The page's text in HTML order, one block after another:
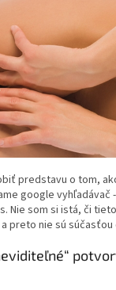
predstavu o tom,
google vyhľadávač
Nie som si istá, či
preto nie sú súčasťou